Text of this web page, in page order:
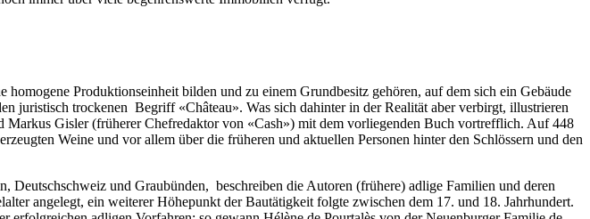
Produktionseinheit bilden und zu einem Grundbesitz gehören, auf dem sich ein Gebäude
juristisch trockenen Begriff «Château». Was sich dahinter in der Realität aber verbirgt, illustrieren
Markus Gisler (früherer Chefredaktor von «Cash») mit dem vorliegenden Buch vortrefflich. Auf 448
Weine und vor allem über die früheren und aktuellen Personen hinter den Schlössern und den
und Graubünden, beschreiben die Autoren (frühere) adlige Familien und deren
angelegt, ein weiterer Höhepunkt der Bautätigkeit folgte zwischen dem 17. und 18. Jahrhundert.